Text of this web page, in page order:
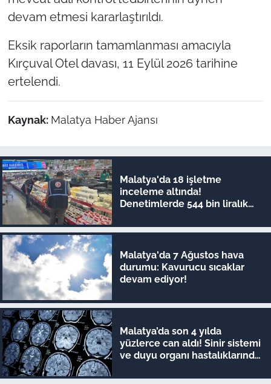
devam etmesi kararlaştırıldı.
Eksik raporların tamamlanması amacıyla
Kırçuval Otel davası, 11 Eylül 2026 tarihine
ertelendi.
Kaynak: Malatya Haber Ajansı
Malatya'da 18 işletme
inceleme altında!
Denetimlerde 544 bin liralık
Malatya'da 7 Ağustos hava
durumu: Kavurucu sıcaklar
devam ediyor!
Malatya’da son 4 yılda
yüzlerce can aldı! Sinir sistemi
ve duyu organı hastalıklarında